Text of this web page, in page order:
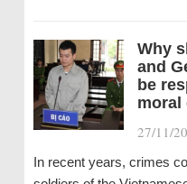
Why
and
be
moral
27/11/
In recent years, crimes